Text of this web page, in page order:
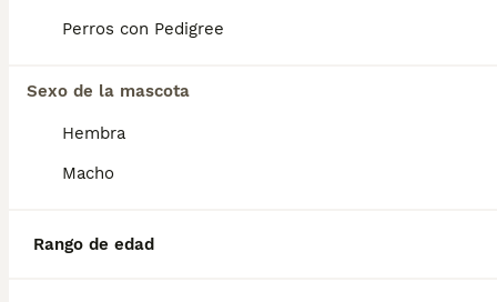
Perros con Pedigree
Sexo de la mascota
Hembra
Macho
Rango de edad
variar según factores como el pedigrí, la
criadores responsables que garanticen la
salud y el bienestar de los animales.
Informarse bien y comparar opciones antes
de comprometerse siempre es la mejor